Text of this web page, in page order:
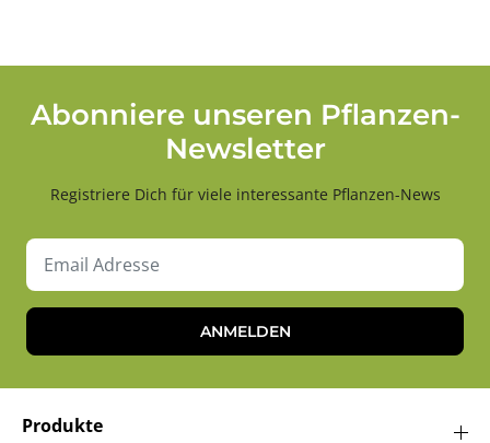
Abonniere unseren Pflanzen-
Newsletter
Registriere Dich für viele interessante Pflanzen-News
ANMELDEN
Produkte